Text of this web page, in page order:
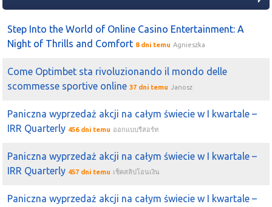
Step Into the World of Online Casino Entertainment: A
Night of Thrills and Comfort 8 dni temu Agnieszka
Come Optimbet sta rivoluzionando il mondo delle
scommesse sportive online 37 dni temu Janosz
Paniczna wyprzedaż akcji na całym świecie w I kwartale –
IRR Quarterly 456 dni temu ออกแบบรีสอร์ท
Paniczna wyprzedaż akcji na całym świecie w I kwartale –
IRR Quarterly 457 dni temu เช็คสลิปโอนเงิน
Paniczna wyprzedaż akcji na całym świecie w I kwartale –